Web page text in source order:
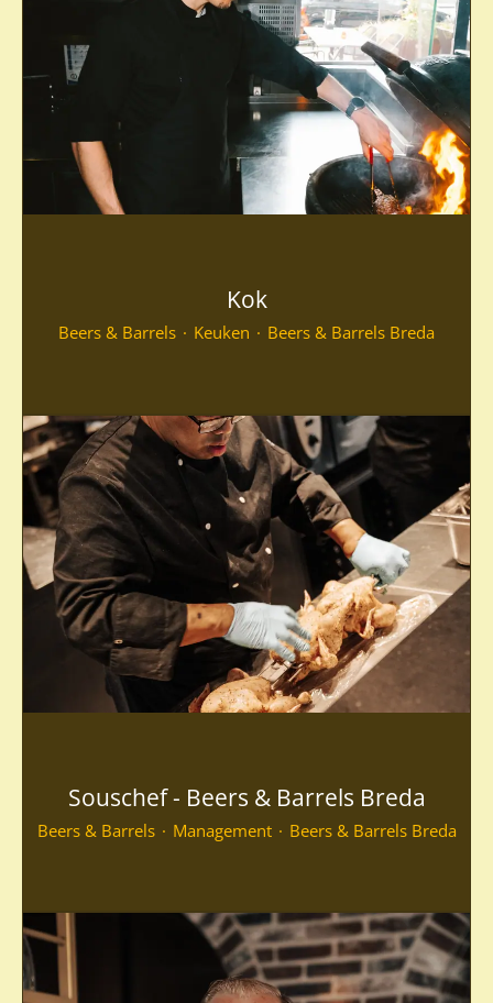
Kok
Beers & Barrels · Keuken · Beers & Barrels Breda
Souschef - Beers & Barrels Breda
Beers & Barrels · Management · Beers & Barrels Breda